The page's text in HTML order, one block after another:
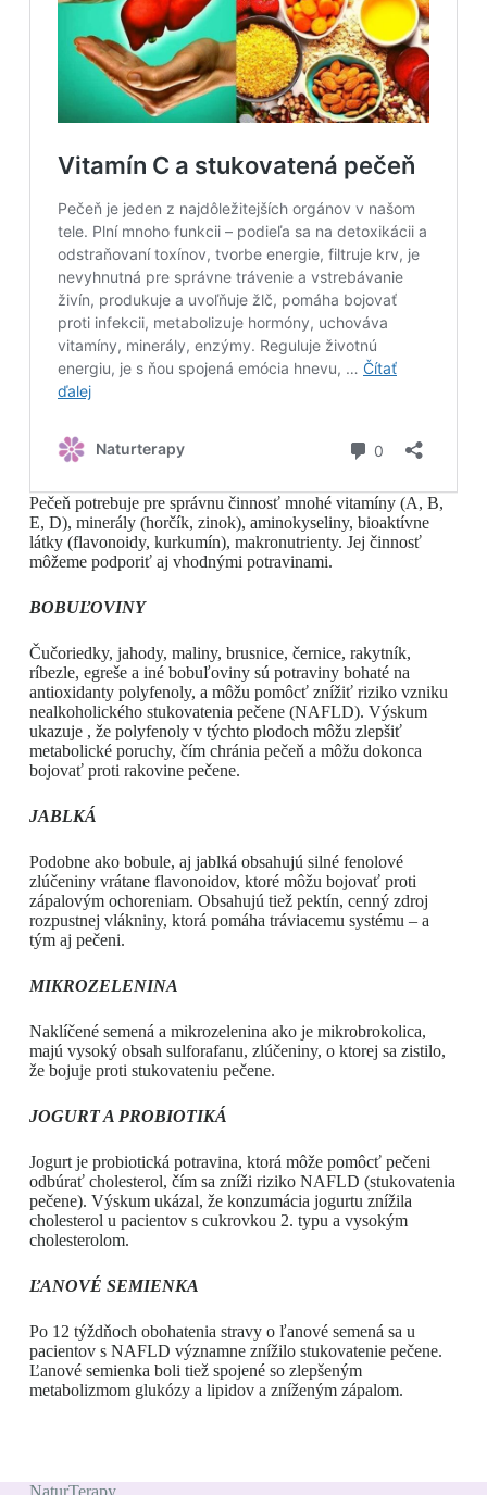
Pečeň potrebuje pre správnu činnosť mnohé vitamíny (A, B,
E, D), minerály (horčík, zinok), aminokyseliny, bioaktívne
látky (flavonoidy, kurkumín), makronutrienty. Jej činnosť
môžeme podporiť aj vhodnými potravinami.
BOBUĽOVINY
Čučoriedky, jahody, maliny, brusnice, černice, rakytník,
ríbezle, egreše a iné bobuľoviny sú potraviny bohaté na
antioxidanty polyfenoly, a môžu pomôcť znížiť riziko vzniku
nealkoholického stukovatenia pečene (NAFLD). Výskum
ukazuje , že polyfenoly v týchto plodoch môžu zlepšiť
metabolické poruchy, čím chránia pečeň a môžu dokonca
bojovať proti rakovine pečene.
JABLKÁ
Podobne ako bobule, aj jablká obsahujú silné fenolové
zlúčeniny vrátane flavonoidov, ktoré môžu bojovať proti
zápalovým ochoreniam. Obsahujú tiež pektín, cenný zdroj
rozpustnej vlákniny, ktorá pomáha tráviacemu systému – a
tým aj pečeni.
MIKROZELENINA
Naklíčené semená a mikrozelenina ako je mikrobrokolica,
majú vysoký obsah sulforafanu, zlúčeniny, o ktorej sa zistilo,
že bojuje proti stukovateniu pečene.
JOGURT A PROBIOTIKÁ
Jogurt je probiotická potravina, ktorá môže pomôcť pečeni
odbúrať cholesterol, čím sa zníži riziko NAFLD (stukovatenia
pečene). Výskum ukázal, že konzumácia jogurtu znížila
cholesterol u pacientov s cukrovkou 2. typu a vysokým
cholesterolom.
ĽANOVÉ SEMIENKA
Po 12 týždňoch obohatenia stravy o ľanové semená sa u
pacientov s NAFLD významne znížilo stukovatenie pečene.
Ľanové semienka boli tiež spojené so zlepšeným
metabolizmom glukózy a lipidov a zníženým zápalom.
NaturTerapy